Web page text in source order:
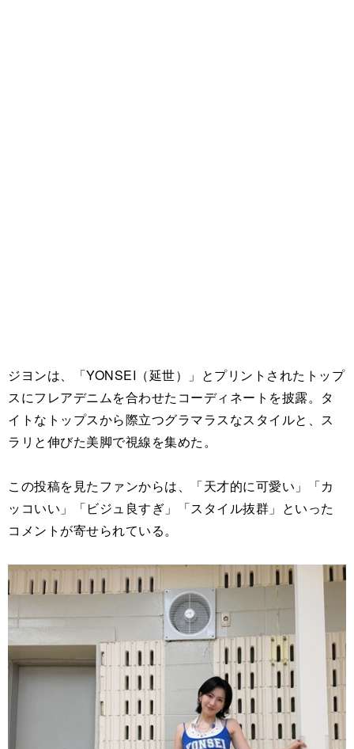
ジヨンは、「YONSEI（延世）」とプリントされたトップ
スにフレアデニムを合わせたコーディネートを披露。タ
イトなトップスから際立つグラマラスなスタイルと、ス
ラリと伸びた美脚で視線を集めた。
この投稿を見たファンからは、「天才的に可愛い」「カ
ッコいい」「ビジュ良すぎ」「スタイル抜群」といった
コメントが寄せられている。